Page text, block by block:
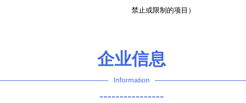
禁止或限制的项目）
企业信息
Information
----------------